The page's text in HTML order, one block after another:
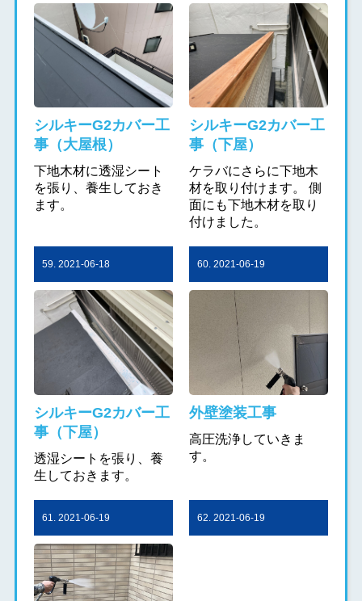
シルキーG2カバー工
事（大屋根）
下地木材に透湿シート
を張り、養生しておき
ます。
シルキーG2カバー工
事（下屋）
ケラバにさらに下地木
材を取り付けます。 側
面にも下地木材を取り
付けました。
59. 2021-06-18
シルキーG2カバー工
事（下屋）
透湿シートを張り、養
生しておきます。
60. 2021-06-19
外壁塗装工事
高圧洗浄していきま
す。
61. 2021-06-19 62. 2021-06-19